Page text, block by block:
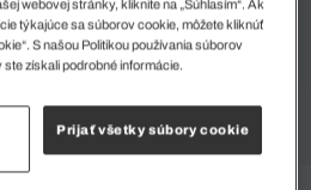
webovej stránky, kliknite na „Súhlasím“. Ak
týkajúce sa súborov cookie, môžete kliknúť
S našou Politikou používania súborov
získali podrobné informácie.
Prijať všetky súbory cookie